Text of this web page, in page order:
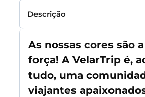
Descrição
As nossas cores são
força! A VelarTrip é,
tudo, uma
viajantes